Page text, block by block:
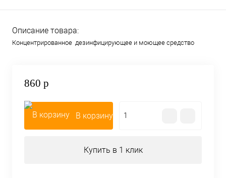
Описание товара:
Концентрированное дезинфицирующее и моющее средство
860 р
В корзину
Купить в 1 клик